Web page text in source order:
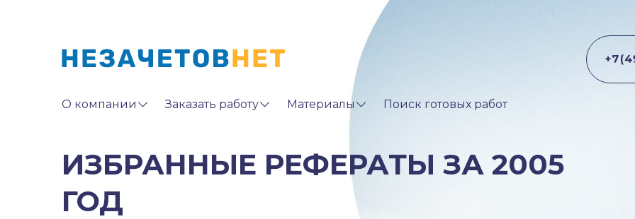
О компании Заказать работу Материалы Поиск готовых работ
ИЗБРАННЫЕ РЕФЕРАТЫ ЗА 2005
ГОД